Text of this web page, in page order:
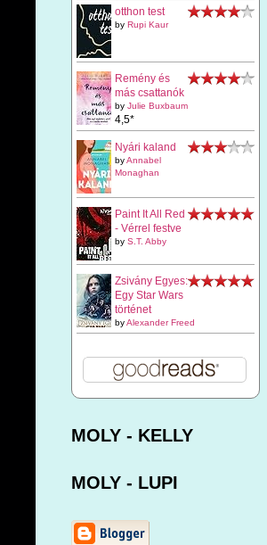
otthon test
by Rupi Kaur
Remény és
más csattanók
by Julie Buxbaum
4,5*
Nyári kaland
byAnnabel
Monaghan
Paint It All Red
- Vérrel festve
by S.T. Abby
Zsivány Egyes:
Egy Star Wars
történet
byAlexander Freed
MOLY - KELLY
MOLY - LUPI